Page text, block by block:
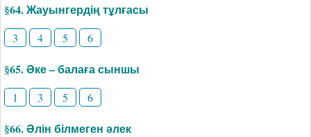
§64. Жауынгердің тұлғасы
3 4 5 6
§65. Әке – балаға сыншы
1 3 5 6
§66. Әлін білмеген әлек